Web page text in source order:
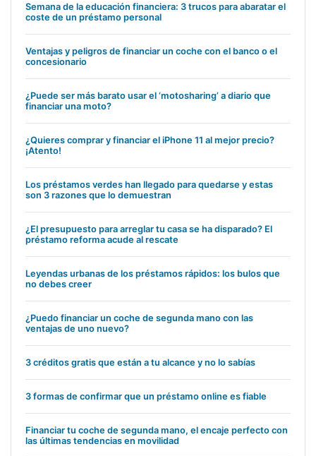
Semana de la educación financiera: 3 trucos para abaratar el
coste de un préstamo personal
Ventajas y peligros de financiar un coche con el banco o el
concesionario
¿Puede ser más barato usar el ‘motosharing’ a diario que
financiar una moto?
¿Quieres comprar y financiar el iPhone 11 al mejor precio?
¡Atento!
Los préstamos verdes han llegado para quedarse y estas
son 3 razones que lo demuestran
¿El presupuesto para arreglar tu casa se ha disparado? El
préstamo reforma acude al rescate
Leyendas urbanas de los préstamos rápidos: los bulos que
no debes creer
¿Puedo financiar un coche de segunda mano con las
ventajas de uno nuevo?
3 créditos gratis que están a tu alcance y no lo sabías
3 formas de confirmar que un préstamo online es fiable
Financiar tu coche de segunda mano, el encaje perfecto con
las últimas tendencias en movilidad